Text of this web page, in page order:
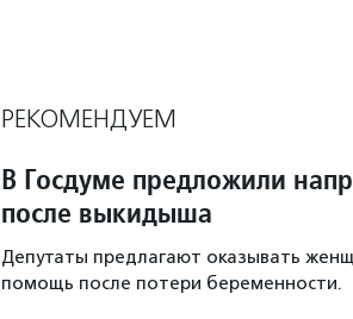
РЕКОМЕНДУЕМ
В Госдуме предложили
после выкидыша
Депутаты предлагают оказывать
помощь после потери беременности.